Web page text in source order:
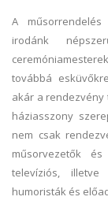
A
irodánk
továbbá
akár a rendezvény
háziasszony
nem csak
műsorvezetők
televíziós, illetve
humoristák és